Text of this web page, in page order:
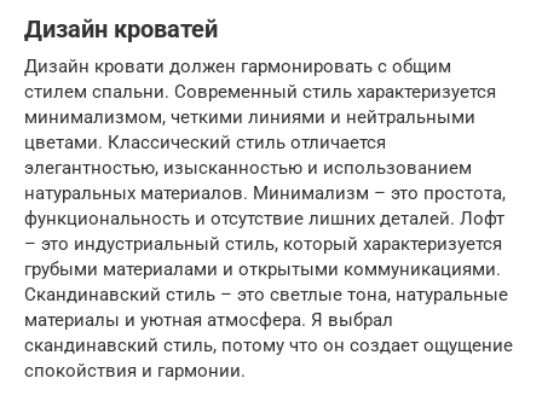
Дизайн кроватей
Дизайн кровати должен гармонировать с общим
стилем спальни. Современный стиль характеризуется
минимализмом, четкими линиями и нейтральными
цветами. Классический стиль отличается
элегантностью, изысканностью и использованием
натуральных материалов. Минимализм – это простота,
функциональность и отсутствие лишних деталей. Лофт
– это индустриальный стиль, который характеризуется
грубыми материалами и открытыми коммуникациями.
Скандинавский стиль – это светлые тона, натуральные
материалы и уютная атмосфера. Я выбрал
скандинавский стиль, потому что он создает ощущение
спокойствия и гармонии.